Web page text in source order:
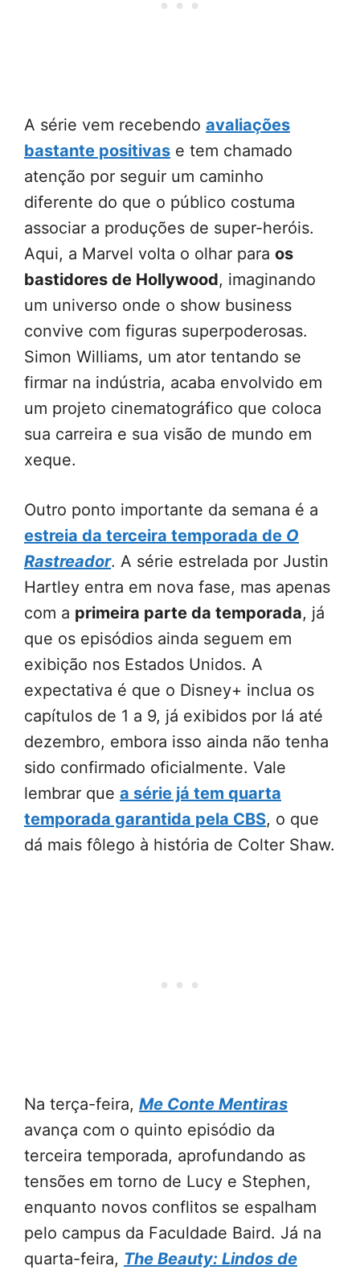
A série vem recebendo avaliações
bastante positivas e tem chamado
atenção por seguir um caminho
diferente do que o público costuma
associar a produções de super-heróis.
Aqui, a Marvel volta o olhar para os
bastidores de Hollywood, imaginando
um universo onde o show business
convive com figuras superpoderosas.
Simon Williams, um ator tentando se
firmar na indústria, acaba envolvido em
um projeto cinematográfico que coloca
sua carreira e sua visão de mundo em
xeque.
Outro ponto importante da semana é a
estreia da terceira temporada de O
Rastreador. A série estrelada por Justin
Hartley entra em nova fase, mas apenas
com a primeira parte da temporada, já
que os episódios ainda seguem em
exibição nos Estados Unidos. A
expectativa é que o Disney+ inclua os
capítulos de 1 a 9, já exibidos por lá até
dezembro, embora isso ainda não tenha
sido confirmado oficialmente. Vale
lembrar que a série já tem quarta
temporada garantida pela CBS, o que
dá mais fôlego à história de Colter Shaw.
Na terça-feira, Me Conte Mentiras
avança com o quinto episódio da
terceira temporada, aprofundando as
tensões em torno de Lucy e Stephen,
enquanto novos conflitos se espalham
pelo campus da Faculdade Baird. Já na
quarta-feira, The Beauty: Lindos de